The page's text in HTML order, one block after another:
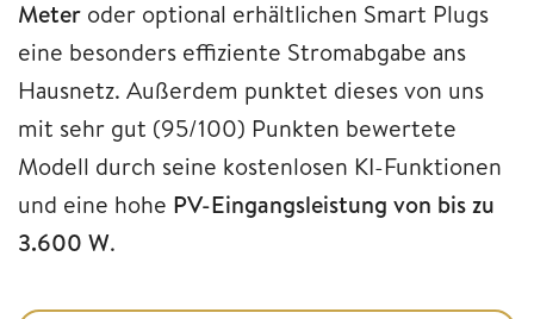
Meter oder optional erhältlichen Smart Plugs
eine besonders effiziente Stromabgabe ans
Hausnetz. Außerdem punktet dieses von uns
mit sehr gut (95/100) Punkten bewertete
Modell durch seine kostenlosen KI-Funktionen
und eine hohe PV-Eingangsleistung von bis zu
3.600 W.